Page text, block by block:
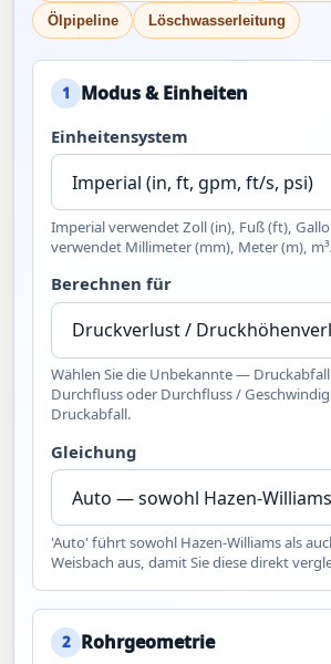
Ölpipeline Löschwasserleitung
1 Modus & Einheiten
Einheitensystem
Imperial verwendet Zoll (in), Fuß (ft),
verwendet Millimeter (mm), Meter (m),
Berechnen für
Wählen Sie die Unbekannte —
Durchfluss oder Durchfluss /
Druckabfall.
Gleichung
'Auto' führt sowohl Hazen-Williams als
Weisbach aus, damit Sie diese direkt
2 Rohrgeometrie